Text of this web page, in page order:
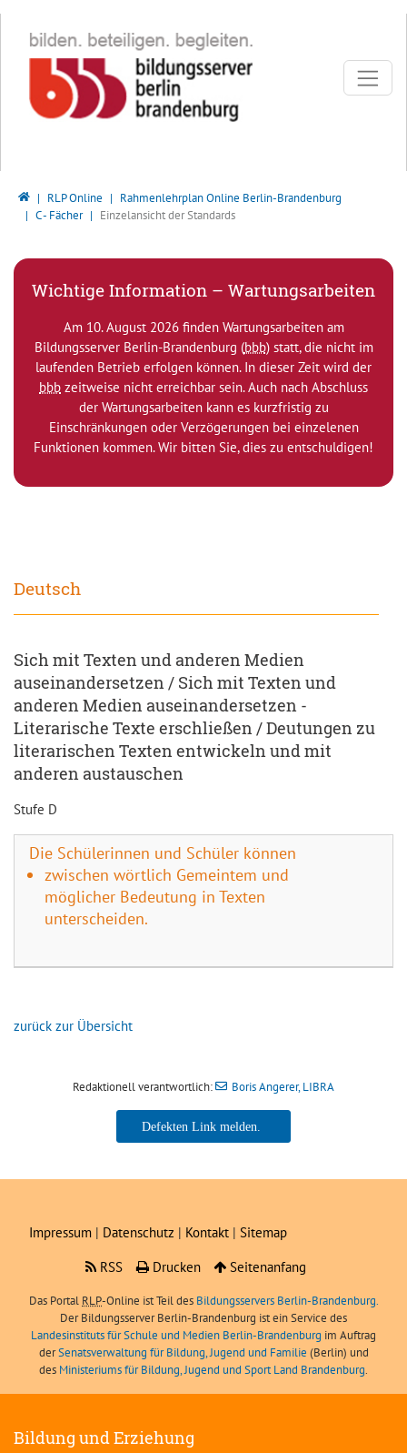
Bildungsserver Berlin - Brandenburg
RLP Online
Rahmenlehrplan Online Berlin-Brandenburg
C - Fächer
Einzelansicht der Standards
Wichtige Information – Wartungsarbeiten
Am 10. August 2026 finden Wartungsarbeiten am
Bildungsserver Berlin-Brandenburg (bbb) statt, die nicht im
laufenden Betrieb erfolgen können. In dieser Zeit wird der
bbb zeitweise nicht erreichbar sein. Auch nach Abschluss
der Wartungsarbeiten kann es kurzfristig zu
Einschränkungen oder Verzögerungen bei einzelenen
Funktionen kommen. Wir bitten Sie, dies zu entschuldigen!
Deutsch
Sich mit Texten und anderen Medien
auseinandersetzen / Sich mit Texten und
anderen Medien auseinandersetzen -
Literarische Texte erschließen / Deutungen zu
literarischen Texten entwickeln und mit
anderen austauschen
Stufe D
Die Schülerinnen und Schüler können
zwischen wörtlich Gemeintem und
möglicher Bedeutung in Texten
unterscheiden.
zurück zur Übersicht
Redaktionell verantwortlich: Boris Angerer, LIBRA
Boris Angerer, LIBRA
Impressum | Datenschutz | Kontakt | Sitemap
RSS
Drucken Seitenanfang
Das Portal RLP-Online ist Teil des Bildungsservers Berlin-Brandenburg.
Der Bildungsserver Berlin-Brandenburg ist ein Service des
Landesinstituts für Schule und Medien Berlin-Brandenburg im Auftrag
derSenatsverwaltung für Bildung, Jugend und Familie (Berlin) und
des Ministeriums für Bildung, Jugend und Sport Land Brandenburg.
Bildung und Erziehung